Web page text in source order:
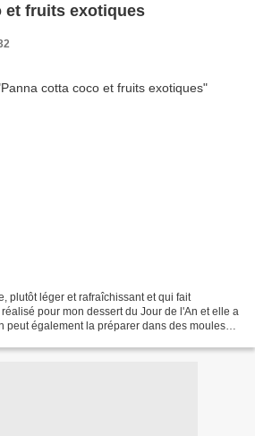
et fruits exotiques
plutôt léger et rafraîchissant et qui fait
pour mon dessert du Jour de l'An et elle a
peut également la préparer dans des moules